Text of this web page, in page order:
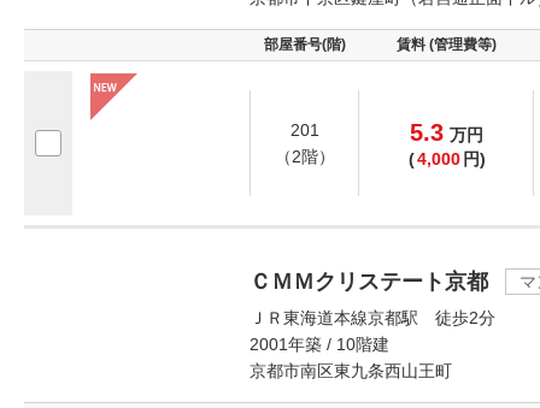
部屋番号(階) 賃料 (管理費等)
201
（2階）
5.3 万円
(4,000 円)
ＣＭＭクリステート京都
ＪＲ東海道本線京都駅 徒歩2分
2001年築 / 10階建
京都市南区東九条西山王町